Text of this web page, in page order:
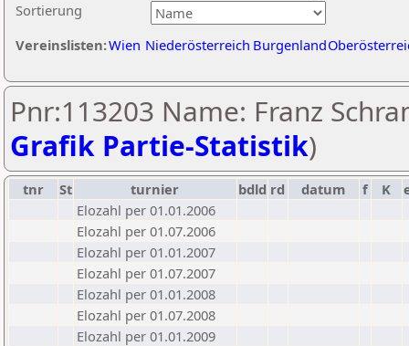
Sortierung
Vereinslisten:Wien Niederösterreich Burgenland
Pnr:113203 Name: Franz
Grafik Partie-Statistik)
tnr St turnier bdld rd datum f K
Elozahl per 01.01.2006
Elozahl per 01.07.2006
Elozahl per 01.01.2007
Elozahl per 01.07.2007
Elozahl per 01.01.2008
Elozahl per 01.07.2008
Elozahl per 01.01.2009